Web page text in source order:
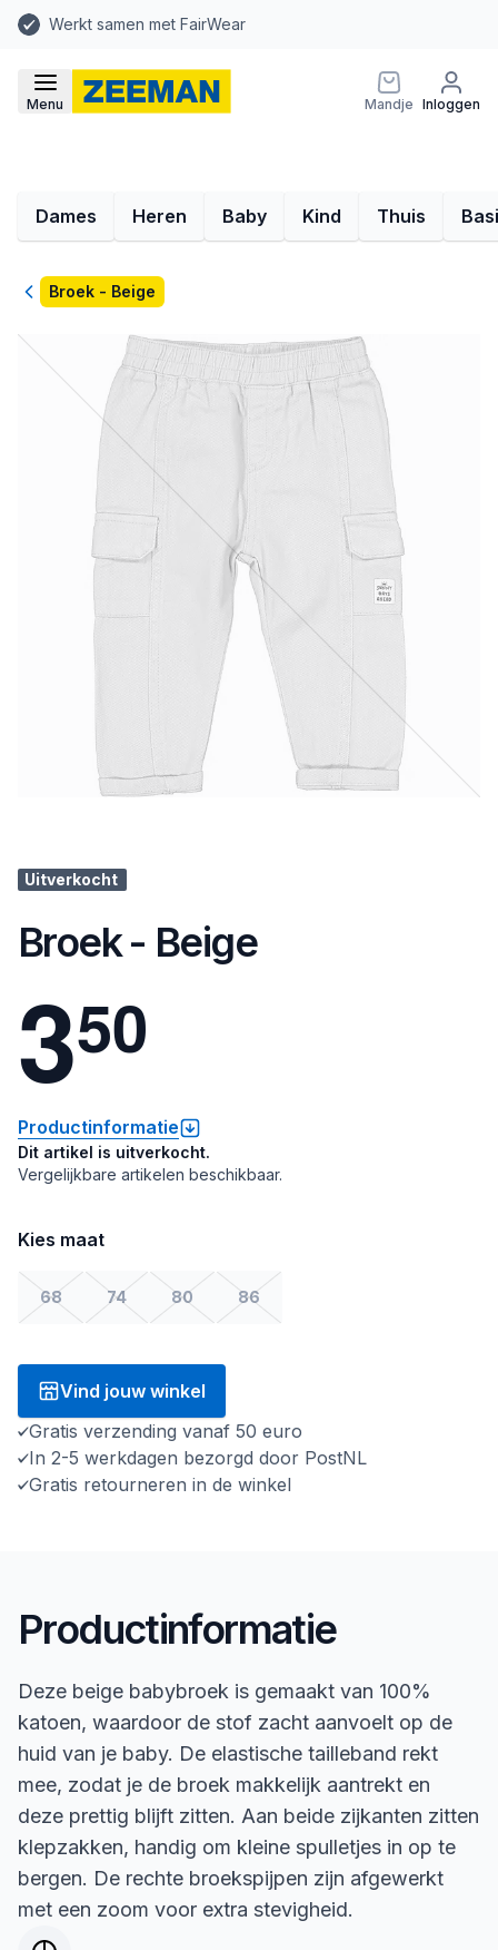
Werkt samen met FairWear
Menu Mandje Inloggen
Dames Heren Baby Kind Thuis
TerugBroek - Beige
Uitverkocht
Broek - Beige
350
Productinformatie
Dit artikel is uitverkocht.
Vergelijkbare artikelen beschikbaar.
Kies maat
68 74 80 86
Vind jouw winkel
Gratis verzending vanaf 50 euro
In 2-5 werkdagen bezorgd door PostNL
Gratis retourneren in de winkel
Productinformatie
Deze beige babybroek is gemaakt van 100%
katoen, waardoor de stof zacht aanvoelt op de
huid van je baby. De elastische tailleband rekt
mee, zodat je de broek makkelijk aantrekt en
deze prettig blijft zitten. Aan beide zijkanten zitten
klepzakken, handig om kleine spulletjes in op te
bergen. De rechte broekspijpen zijn afgewerkt
met een zoom voor extra stevigheid.